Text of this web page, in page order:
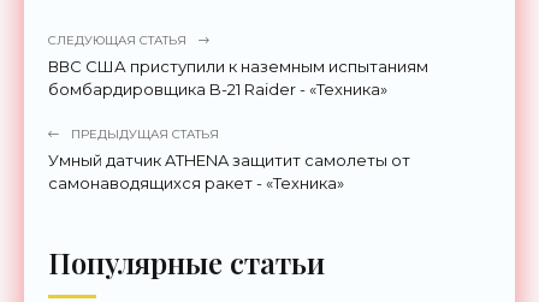
СЛЕДУЮЩАЯ СТАТЬЯ
ВВС США приступили к наземным испытаниям
бомбардировщика B-21 Raider - «Техника»
ПРЕДЫДУЩАЯ СТАТЬЯ
Умный датчик ATHENA защитит самолеты от
самонаводящихся ракет - «Техника»
Популярные статьи